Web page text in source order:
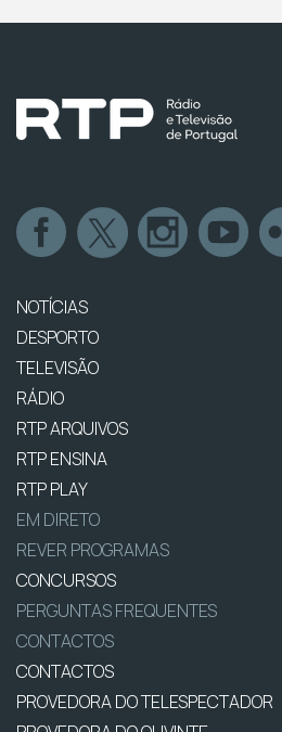
NOTÍCIAS
DESPORTO
TELEVISÃO
RÁDIO
RTP ARQUIVOS
RTP ENSINA
RTP PLAY
EM DIRETO
REVER PROGRAMAS
CONCURSOS
PERGUNTAS FREQUENTES
CONTACTOS
CONTACTOS
PROVEDORA DO TELESPECTADOR